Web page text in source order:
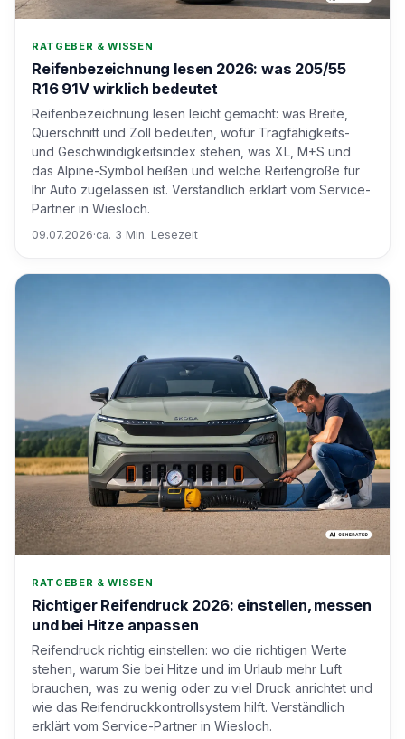
RATGEBER & WISSEN
Reifenbezeichnung lesen 2026: was 205/55
R16 91V wirklich bedeutet
Reifenbezeichnung lesen leicht gemacht: was Breite,
Querschnitt und Zoll bedeuten, wofür Tragfähigkeits-
und Geschwindigkeitsindex stehen, was XL, M+S und
das Alpine-Symbol heißen und welche Reifengröße für
Ihr Auto zugelassen ist. Verständlich erklärt vom Service-
Partner in Wiesloch.
09.07.2026·ca. 3 Min. Lesezeit
RATGEBER & WISSEN
Richtiger Reifendruck 2026: einstellen, messen
und bei Hitze anpassen
Reifendruck richtig einstellen: wo die richtigen Werte
stehen, warum Sie bei Hitze und im Urlaub mehr Luft
brauchen, was zu wenig oder zu viel Druck anrichtet und
wie das Reifendruckkontrollsystem hilft. Verständlich
erklärt vom Service-Partner in Wiesloch.